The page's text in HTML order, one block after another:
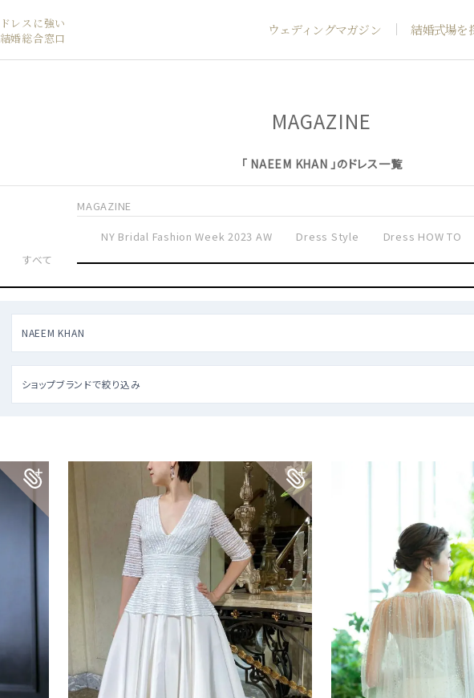
ドレスに強い
結婚総合窓口
ウェディングマガジン 結婚式場を
MAGAZINE
「 NAEEM KHAN 」のドレス一覧
すべて
MAGAZINE
NY Bridal Fashion Week 2023 AW
Dress Style Dress HOW TO
NAEEM KHAN
ショップブランドで絞り込み